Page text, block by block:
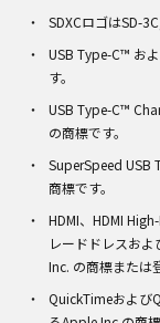
SDXCロゴはSD-
USB Type-C™ お
す。
USB Type-C™
の商標です。
SuperSpeed USB
商標です。
HDMI、HDMI
レードドレスお
Inc. の商標または
QuickTimeおよび